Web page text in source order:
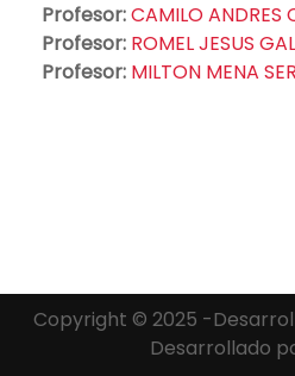
Profesor:CAMILO ANDRES
Profesor: ROMEL JESUS
Profesor: MILTON MENA
Copyright © 2025 -
Desarrollado